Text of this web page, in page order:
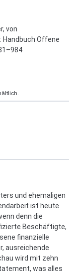
von
Handbuch Offene
und ehemaligen
ist heute
denn die
Beschäftigte,
finanzielle
ausreichende
wird mit zehn
was alles